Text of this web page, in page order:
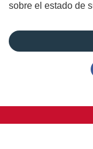
sobre el estado de